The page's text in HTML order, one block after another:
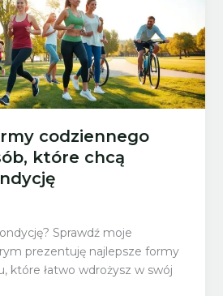
codziennego
które chcą
Sprawdź moje
prezentuję najlepsze formy
które łatwo wdrożysz w swój